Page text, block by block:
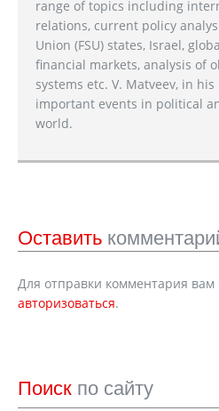
range of topics including
relations, current policy
Union (FSU) states, Israel,
financial markets, analysis of
systems etc. V. Matveev, in
important events in political
world.
Оставить
Для отправки комментария вам
авторизоваться.
Поиск по сайту